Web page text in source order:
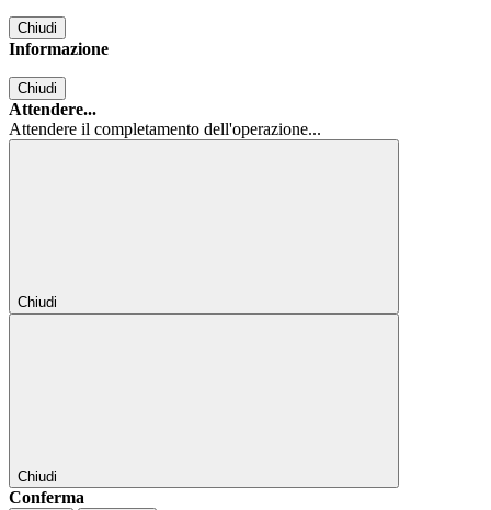
Chiudi
Informazione
Chiudi
Attendere...
Attendere il completamento dell'operazione...
Chiudi
Chiudi
Conferma